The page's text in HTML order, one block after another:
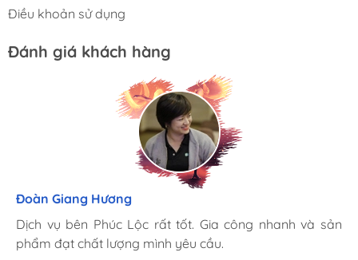
Điều khoản sử dụng
Đánh giá khách hàng
Hương Suri
Mình rất ưng khi đến Phúc Lộc. Ở đây có rất nhiều mặt
hàng phong phú, tha hồ lựa chọn. Nhân viên chuyên
Đoàn Giang Hương
Dịch vụ bên Phúc Lộc rất tốt. Gia công nhanh và sản
phẩm đạt chất lượng mình yêu cầu.
Nguyen Lam
Phúc Lộc có nhiều máy móc thiết bị như phay, tiện,
hàn... nên mình chỉ cần đến và đưa yêu cầu là được đáp